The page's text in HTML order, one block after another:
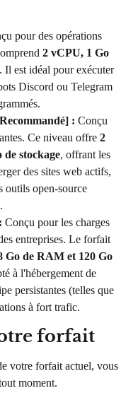
pour des opérations
2 vCPU, 1 Go
. Il est idéal pour exécuter
Discord ou Telegram
: Conçu
Ce niveau offre 2
stockage, offrant les
des sites web actifs,
outils open-source
Conçu pour les charges
entreprises. Le forfait
Go de RAM et 120 Go
à l'hébergement de
persistantes (telles que
à fort trafic.
forfait
votre forfait actuel, vous
moment.